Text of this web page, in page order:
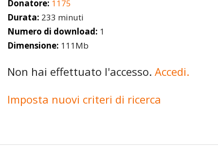
Donatore: 1175
Durata: 233 minuti
Numero di download: 1
Dimensione: 111Mb
Non hai effettuato l'accesso. Accedi.
Imposta nuovi criteri di ricerca